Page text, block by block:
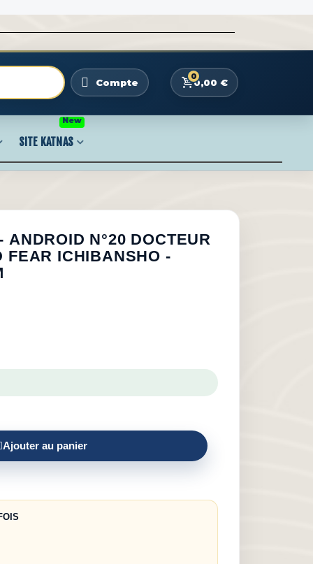
Compte
0
0,00 €
SITE KATNAS
New
ANDROID N°20 DOCTEUR
FEAR ICHIBANSHO -
Ajouter au panier